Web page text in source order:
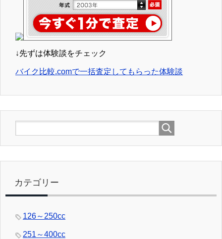
↓先ずは体験談をチェック
バイク比較.comで一括査定してもらった体験談
カテゴリー
126～250cc
251～400cc